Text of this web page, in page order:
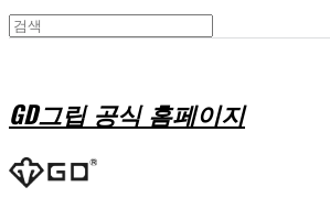
GD그립 공식 홈페이지